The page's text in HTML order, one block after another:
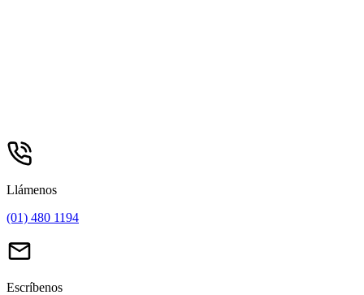
Llámenos
(01) 480 1194
Escríbenos